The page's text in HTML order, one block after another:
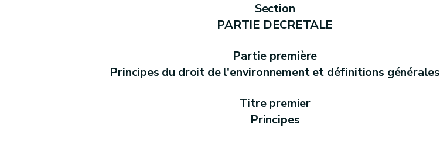
Art. D11
Information passive ou sur demande
Section
PARTIE DECRETALE
Partie première
Principes du droit de l'environnement et définitions générales
Titre premier
Principes